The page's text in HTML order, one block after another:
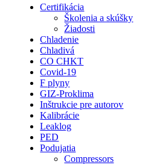
Certifikácia
Školenia a skúšky
Žiadosti
Chladenie
Chladivá
CO CHKT
Covid-19
F plyny
GIZ-Proklima
Inštrukcie pre autorov
Kalibrácie
Leaklog
PED
Podujatia
Compressors